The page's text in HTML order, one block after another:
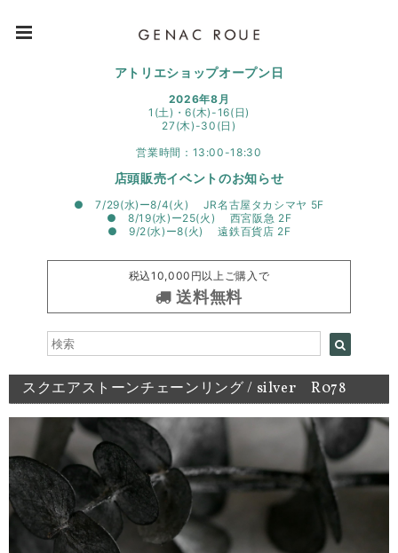
アトリエショップオープン日
2026年8月
1(土)・6(木)-16(日)
27(木)-30(日)
営業時間：13:00-18:30
店頭販売イベントのお知らせ
● 7/29(水)ー8/4(火) JR名古屋タカシマヤ 5F
● 8/19(水)ー25(火) 西宮阪急 2F
● 9/2(水)ー8(火) 遠鉄百貨店 2F
税込10,000円以上ご購入で
送料無料
スクエアストーンチェーンリング / silver R078